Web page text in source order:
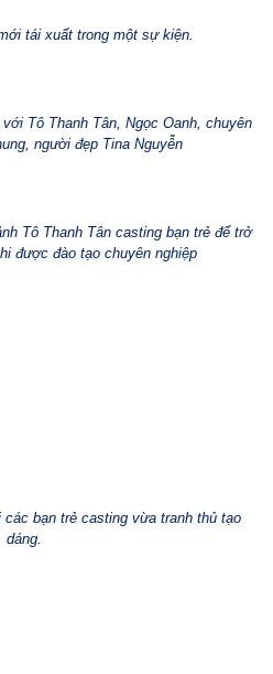
tái xuất trong một sự kiện.
Tô Thanh Tân, Ngọc Oanh, chuyên
người đẹp Tina Nguyễn
Tô Thanh Tân casting bạn trẻ để trở
được đào tạo chuyên nghiệp
bạn trẻ casting vừa tranh thủ tạo
dáng.